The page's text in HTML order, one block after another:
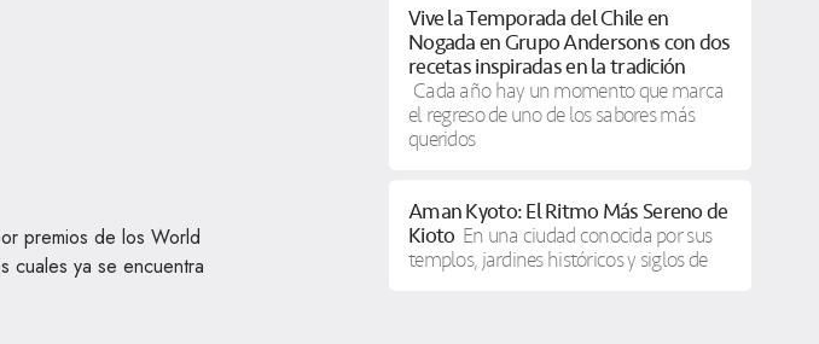
premios de los World
cuales ya se encuentra
Vive la Temporada del Chile en
Nogada en Grupo Anderson’s con dos
recetas inspiradas en la tradición
Cada año hay un momento que marca
el regreso de uno de los sabores más
queridos
Aman Kyoto: El Ritmo Más Sereno de
Kioto En una ciudad conocida por sus
templos, jardines históricos y siglos de